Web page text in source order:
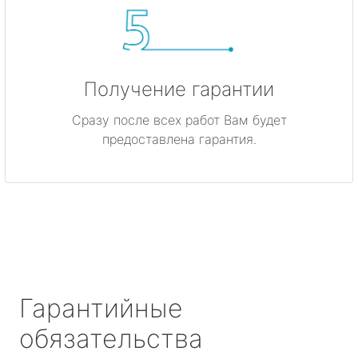
Получение гарантии
Сразу после всех работ Вам будет
предоставлена гарантия.
Гарантийные
обязательства